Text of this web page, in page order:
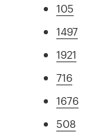
105
1497
1921
716
1676
508